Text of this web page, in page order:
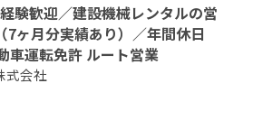
験歓迎／建設機械レンタルの営
7ヶ月分実績あり）／年間休日
車運転免許 ルート営業
式会社